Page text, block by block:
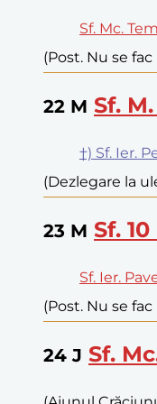
Sf. Mc.
(Post. Nu se
22 M Sf.
†) Sf. Ier.
(Dezlegare la
23 M Sf.
Sf. Ier.
(Post. Nu se
24 J Sf.